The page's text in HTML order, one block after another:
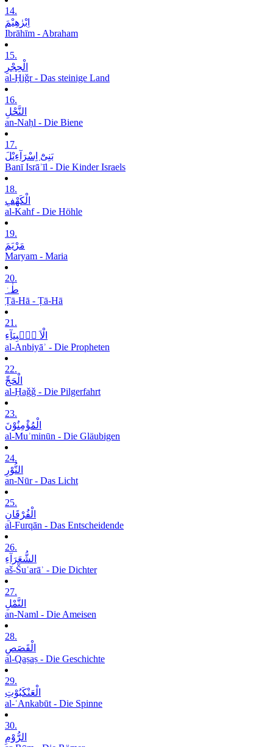
14.
اِبْرٰھِیْمَ
Ibrāhīm - Abraham
15.
الْحِجْرِ
al-Ḥiǧr - Das steinige Land
16.
النَّحْلِ
an-Naḥl - Die Biene
17.
بَنِیْٓ اِسْرَآءِیْلَ
Banī Isrāʾīl - Die Kinder Israels
18.
الْکَھْفِ
al-Kahf - Die Höhle
19.
مَرْیَمَ
Maryam - Maria
20.
طٰہٰ
Ṭā-Hā - Ṭā-Hā
21.
الْاَ نۡۢبِیَآءِ
al-Anbiyāʾ - Die Propheten
22.
الْحَجِّ
al-Ḥaǧǧ - Die Pilgerfahrt
23.
الْمُؤْمِنُوْنَ
al-Muʾminūn - Die Gläubigen
24.
النُّوْرِ
an-Nūr - Das Licht
25.
الْفُرْقَانِ
al-Furqān - Das Entscheidende
26.
الشُّعَرَآءِ
aš-Šuʿarāʾ - Die Dichter
27.
النَّمْلِ
an-Naml - Die Ameisen
28.
الْقَصَصِ
al-Qaṣaṣ - Die Geschichte
29.
الْعَنْکَبُوْتِ
al-ʿAnkabūt - Die Spinne
30.
الرُّوْمِ